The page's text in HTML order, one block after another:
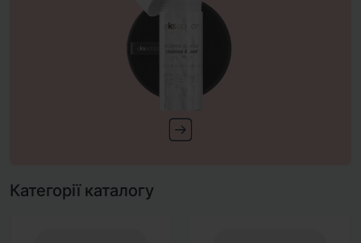
Категорії каталогу